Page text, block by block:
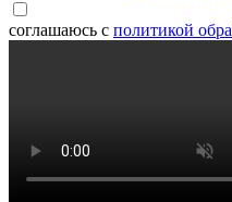
соглашаюсь с политикой